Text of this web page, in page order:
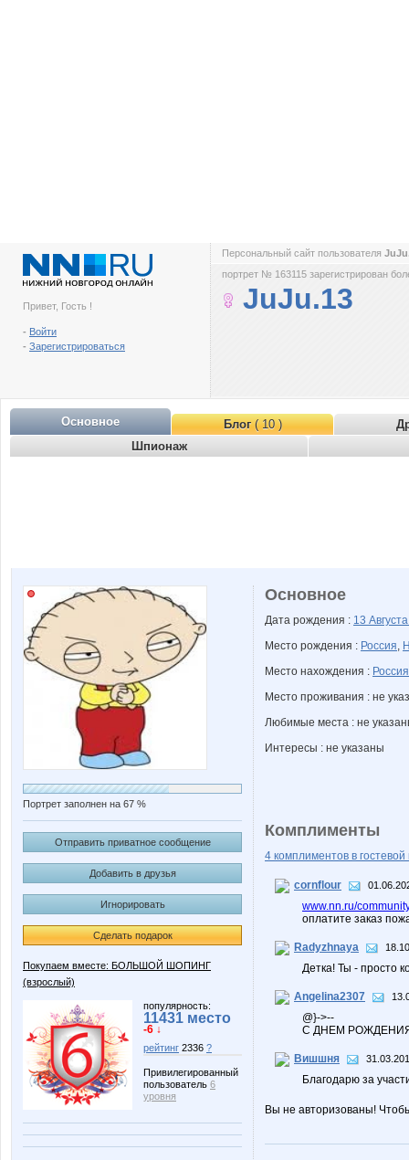
Привет, Гость !
- Войти
- Зарегистрироваться
Персональный сайт пользователя
портрет № 163115 зарегистрирован
JuJu.13
Основное Блог( 10 )
Шпионаж
Портрет заполнен на 67 %
Отправить приватное сообщение
Добавить в друзья
Игнорировать
Сделать подарок
Покупаем вместе: БОЛЬШОЙ ШОПИНГ
(взрослый)
популярность:
11431 место
-6 ↓
рейтинг 2336 ?
Привилегированный
пользователь 6
уровня
Основное
Дата рождения : 13
Место рождения : Россия,
Место нахождения : Россия
Место проживания : не
Любимые места : не
Интересы : не указаны
Комплименты
4 комплиментов в гостевой
cornflour
www.nn.ru/
оплатите заказ
Radyzhnaya
Детка! Ты - просто
Angelina2307
@}->--
С ДНЕМ
Вишшня
Благодарю за
Вы не авторизованы!